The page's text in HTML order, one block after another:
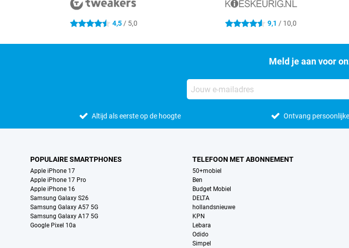
4.5 sterren 4,5/ 5,0 4.6 sterren 9,1 / 10,0
Meld je aan voor
Altijd als eerste op de hoogte Ontvang
POPULAIRE SMARTPHONES
Apple iPhone 17
Apple iPhone 17 Pro
Apple iPhone 16
Samsung Galaxy S26
Samsung Galaxy A57 5G
Samsung Galaxy A17 5G
Google Pixel 10a
TELEFOON MET ABONNEMENT
50+mobiel
Ben
Budget Mobiel
DELTA
hollandsnieuwe
KPN
Lebara
Odido
Simpel